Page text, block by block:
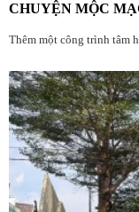
CHUYỆN MỘC
Thêm một công trình tâm